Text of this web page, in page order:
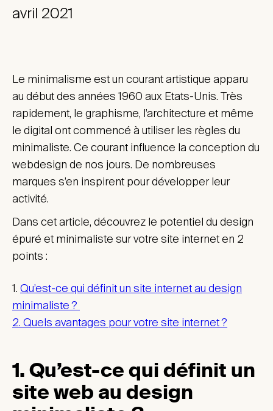
avril 2021
Le minimalisme est un courant artistique apparu
au début des années 1960 aux Etats-Unis. Très
rapidement, le graphisme, l’architecture et même
le digital ont commencé à utiliser les règles du
minimaliste. Ce courant influence la conception du
webdesign de nos jours. De nombreuses
marques s’en inspirent pour développer leur
activité.
Dans cet article, découvrez le potentiel du design
épuré et minimaliste sur votre site internet en 2
points :
1. Qu’est-ce qui définit un site internet au design
minimaliste ?
2. Quels avantages pour votre site internet ?
1. Qu’est-ce qui définit un
site web au design